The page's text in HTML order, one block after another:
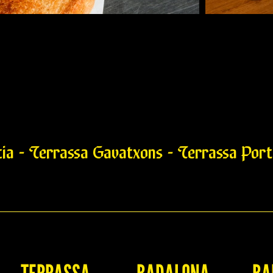
- Terrassa Gavatxons - Terrassa